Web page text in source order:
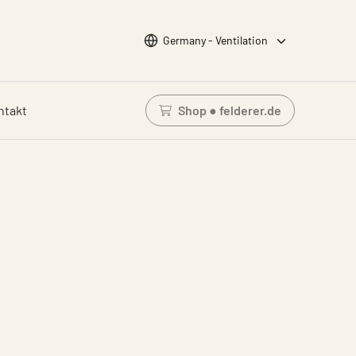
Wähle Sprache
Germany - Ventilation
Shop ● felderer.de
Einloggen um den